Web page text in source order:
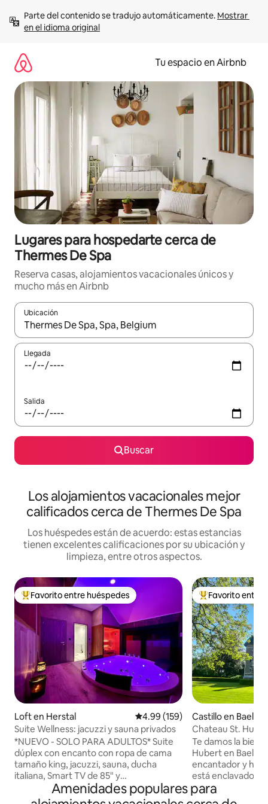
contenido
Parte del contenido se tradujo automáticamente. Mostrar
en el idioma original
Tu espacio en Airbnb
Lugares para hospedarte cerca de
Thermes De Spa
Reserva casas, alojamientos vacacionales únicos y
mucho más en Airbnb
Ubicación
Cuando los resultados estén disponibles, podrás navegar
Llegada
Salida
Buscar
Los alojamientos vacacionales mejor
calificados cerca de Thermes De Spa
Los huéspedes están de acuerdo: estas estancias
tienen excelentes calificaciones por su ubicación y
limpieza, entre otros aspectos.
De los mejores en Favorito entre huéspedes
Favorito entre huéspedes
Loft en Herstal Calificación promedio: 4.99 de
4.99 (159)
Suite Wellness: jacuzzi y sauna privados
*NUEVO - SOLO PARA ADULTOS* Suite
dúplex con encanto con ropa de cama
tamaño king, jacuzzi, sauna, ducha
italiana, Smart TV de 85" y
estacionamiento reservado frente a la
entrada 🅿️ Entrada/salida autónoma a
De los mejores
Favorito entre
Castillo en Baelen
Chateau St.
histórico
Te damos la
Hubert en Baelen,
encantador y
está enclavado
de las Altas
apartamento
Amenidades populares para